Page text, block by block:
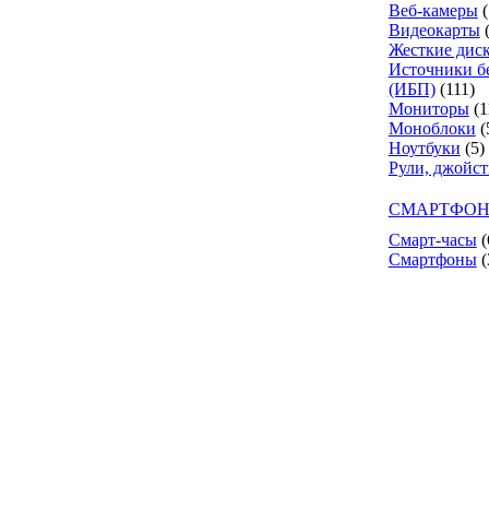
Веб-камеры
Видеокарты
Жесткие
Источники
(ИБП) (111)
Мониторы
Моноблоки
Ноутбуки (5)
Рули,
Смарт-часы
Смартфоны